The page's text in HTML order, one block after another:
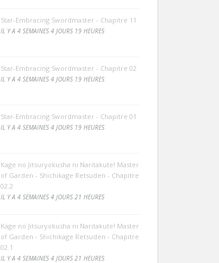
Star-Embracing Swordmaster - Chapitre 11
IL Y A 4 SEMAINES 4 JOURS 19 HEURES
Star-Embracing Swordmaster - Chapitre 02
IL Y A 4 SEMAINES 4 JOURS 19 HEURES
Star-Embracing Swordmaster - Chapitre 01
IL Y A 4 SEMAINES 4 JOURS 19 HEURES
Kage no Jitsuryokusha ni Naritakute! Master
of Garden - Shichikage Retsuden - Chapitre
02.2
IL Y A 4 SEMAINES 4 JOURS 21 HEURES
Kage no Jitsuryokusha ni Naritakute! Master
of Garden - Shichikage Retsuden - Chapitre
02.1
IL Y A 4 SEMAINES 4 JOURS 21 HEURES